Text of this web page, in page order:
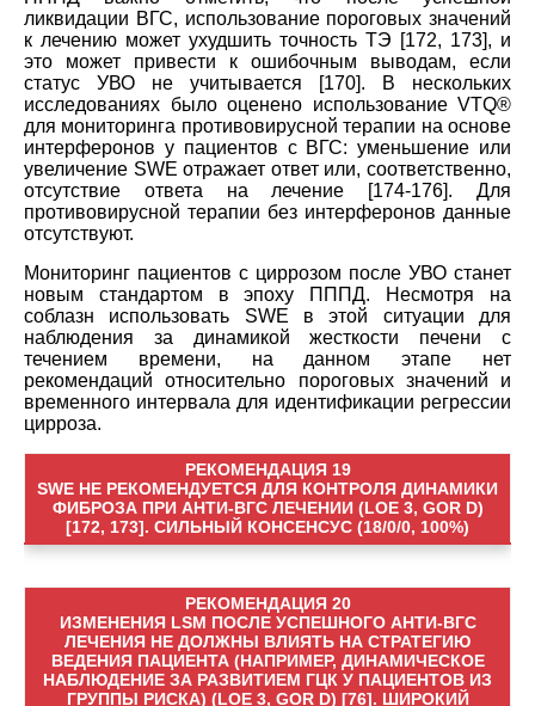
ликвидации ВГС, использование пороговых значений
к лечению может ухудшить точность TЭ [172, 173], и
это может привести к ошибочным выводам, если
статус УВО не учитывается [170]. В нескольких
исследованиях было оценено использование VTQ®
для мониторинга противовирусной терапии на основе
интерферонов у пациентов с ВГС: уменьшение или
увеличение SWE отражает ответ или, соответственно,
отсутствие ответа на лечение [174-176]. Для
противовирусной терапии без интерферонов данные
отсутствуют.
Мониторинг пациентов с циррозом после УВО станет
новым стандартом в эпоху ПППД. Несмотря на
соблазн использовать SWE в этой ситуации для
наблюдения за динамикой жесткости печени с
течением времени, на данном этапе нет
рекомендаций относительно пороговых значений и
временного интервала для идентификации регрессии
цирроза.
РЕКОМЕНДАЦИЯ 19
SWE НЕ РЕКОМЕНДУЕТСЯ ДЛЯ КОНТРОЛЯ ДИНАМИКИ
ФИБРОЗА ПРИ АНТИ-ВГС ЛЕЧЕНИИ (LOE 3, GOR D)
[172, 173]. СИЛЬНЫЙ КОНСЕНСУС (18/0/0, 100%)
РЕКОМЕНДАЦИЯ 20
ИЗМЕНЕНИЯ LSM ПОСЛЕ УСПЕШНОГО АНТИ-ВГС
ЛЕЧЕНИЯ НЕ ДОЛЖНЫ ВЛИЯТЬ НА СТРАТЕГИЮ
ВЕДЕНИЯ ПАЦИЕНТА (НАПРИМЕР, ДИНАМИЧЕСКОЕ
НАБЛЮДЕНИЕ ЗА РАЗВИТИЕМ ГЦК У ПАЦИЕНТОВ ИЗ
ГРУППЫ РИСКА) (LOE 3, GOR D) [76]. ШИРОКИЙ